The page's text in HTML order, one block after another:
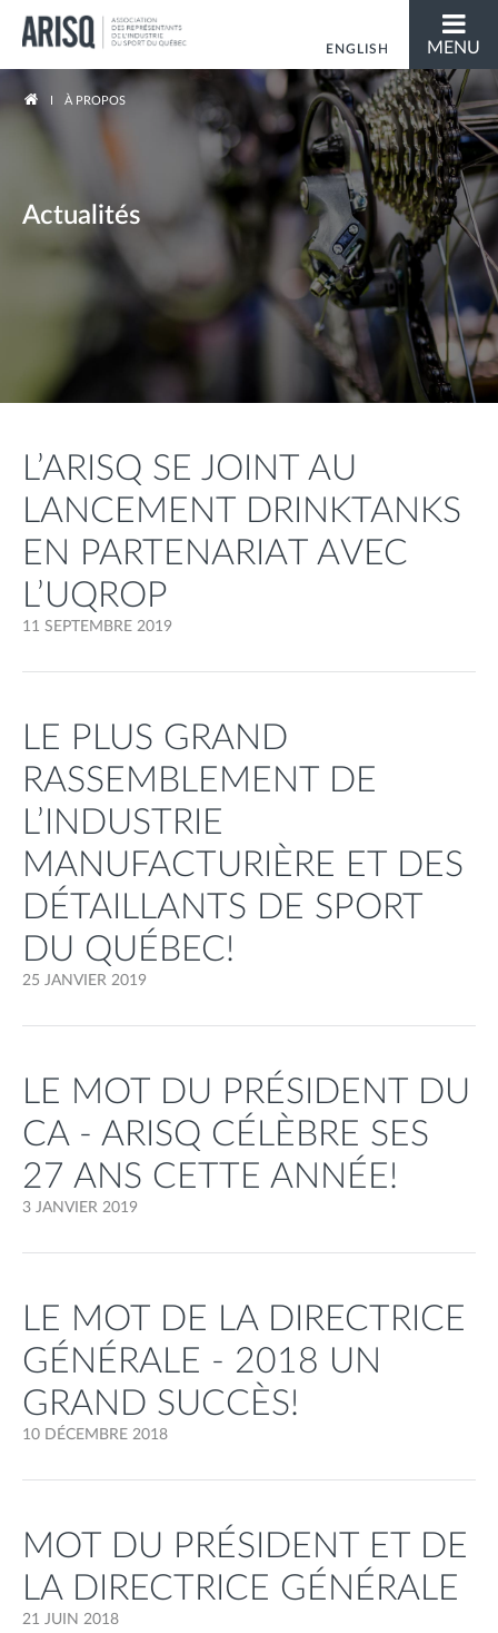
ENGLISH MENU
Vous êtes ici
À PROPOS
Actualités
L’ARISQ SE JOINT AU
LANCEMENT DRINKTANKS
EN PARTENARIAT AVEC
L’UQROP
11 SEPTEMBRE 2019
LE PLUS GRAND
RASSEMBLEMENT DE
L’INDUSTRIE
MANUFACTURIÈRE ET DES
DÉTAILLANTS DE SPORT
DU QUÉBEC!
25 JANVIER 2019
LE MOT DU PRÉSIDENT DU
CA - ARISQ CÉLÈBRE SES
27 ANS CETTE ANNÉE!
3 JANVIER 2019
LE MOT DE LA DIRECTRICE
GÉNÉRALE - 2018 UN
GRAND SUCCÈS!
10 DÉCEMBRE 2018
MOT DU PRÉSIDENT ET DE
LA DIRECTRICE GÉNÉRALE
21 JUIN 2018